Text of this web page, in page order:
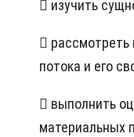
 изучить
 рассмотреть
потока и его
 выполнить
материальных